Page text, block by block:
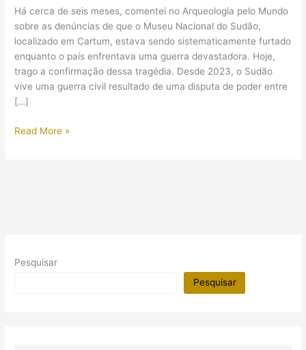
Há cerca de seis meses, comentei no Arqueologia pelo Mundo
sobre as denúncias de que o Museu Nacional do Sudão,
localizado em Cartum, estava sendo sistematicamente furtado
enquanto o país enfrentava uma guerra devastadora. Hoje,
trago a confirmação dessa tragédia. Desde 2023, o Sudão
vive uma guerra civil resultado de uma disputa de poder entre
[…]
Foi
do
Read More »
Pesquisar
Pesquisar